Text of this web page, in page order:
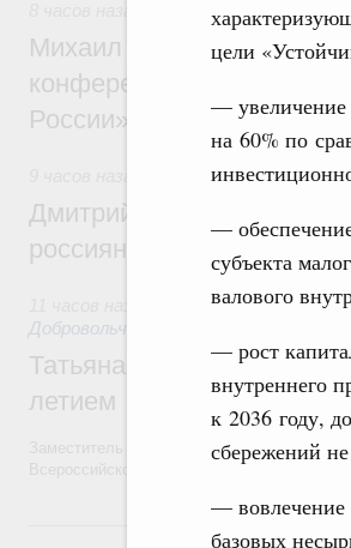
цели
— увеличение
на 60% по
—
субъекта
валового
— рост
внутреннего
к 2036 году,
сбережений
— вовлечение
базовых
Михаил Мишустин дал
конференции
России»
Спорт высших
Дмитрий Чернышенко и
россиян с Днём
Социальные
Добровольчество и волонтёрство.
Татьяна Голикова
летием
Заместитель Председателя
Всероссийского общественного